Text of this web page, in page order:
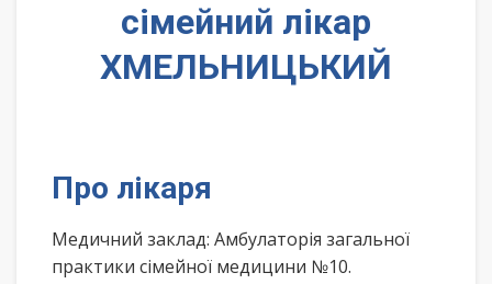
сімейний лікар
ХМЕЛЬНИЦЬКИЙ
Про лікаря
Медичний заклад: Амбулаторія загальної
практики сімейної медицини №10.